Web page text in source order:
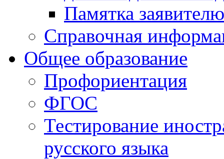
Памятка заявителю
Справочная
Общее образование
Профориентация
ФГОС
Тестирование
русского языка